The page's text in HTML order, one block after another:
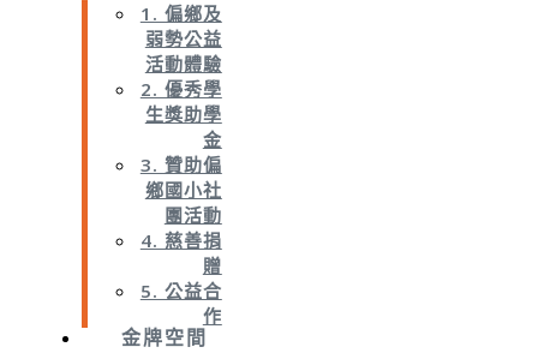
1. 偏鄉及
弱勢公益
活動體驗
2. 優秀學
生獎助學
金
3. 贊助偏
鄉國小社
團活動
4. 慈善捐
贈
5. 公益合
作
金牌空間